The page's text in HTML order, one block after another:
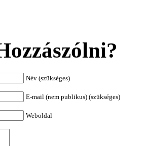
Név (szükséges)
E-mail (nem publikus) (szükséges)
Weboldal